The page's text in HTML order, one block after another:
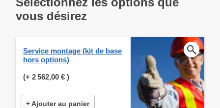
vous désirez
Service montage (kit de base
hors options)
(+ 2 562,00 € )
+ Ajouter au panier